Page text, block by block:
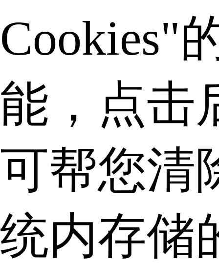
Cookies"
能，点击
可帮您清
统内存储